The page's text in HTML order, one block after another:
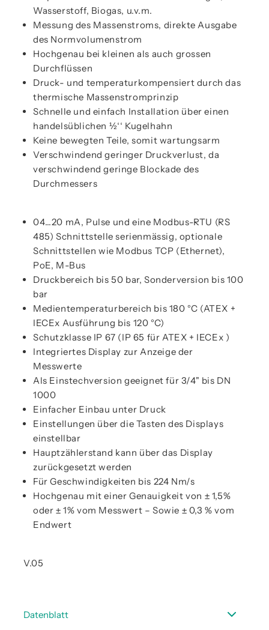
Wasserstoff, Biogas, u.v.m.
Messung des Massenstroms, direkte Ausgabe
des Normvolumenstrom
Hochgenau bei kleinen als auch grossen
Durchflüssen
Druck- und temperaturkompensiert durch das
thermische Massenstromprinzip
Schnelle und einfach Installation über einen
handelsüblichen ½‘‘ Kugelhahn
Keine bewegten Teile, somit wartungsarm
Verschwindend geringer Druckverlust, da
verschwindend geringe Blockade des
Durchmessers
04…20 mA, Pulse und eine Modbus-RTU (RS
485) Schnittstelle serienmässig, optionale
Schnittstellen wie Modbus TCP (Ethernet),
PoE, M-Bus
Druckbereich bis 50 bar, Sonderversion bis 100
bar
Medientemperaturbereich bis 180 °C (ATEX +
IECEx Ausführung bis 120 °C)
Schutzklasse IP 67 (IP 65 für ATEX + IECEx )
Integriertes Display zur Anzeige der
Messwerte
Als Einstechversion geeignet für 3/4" bis DN
1000
Einfacher Einbau unter Druck
Einstellungen über die Tasten des Displays
einstellbar
Hauptzählerstand kann über das Display
zurückgesetzt werden
Für Geschwindigkeiten bis 224 Nm/s
Hochgenau mit einer Genauigkeit von ± 1,5%
oder ± 1% vom Messwert – Sowie ± 0,3 % vom
Endwert
V.05
Datenblatt